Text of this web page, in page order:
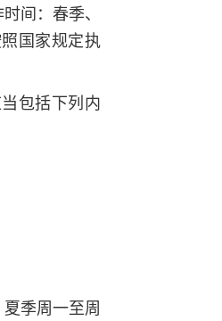
间：春季、
国家规定执
包括下列内
季周一至周